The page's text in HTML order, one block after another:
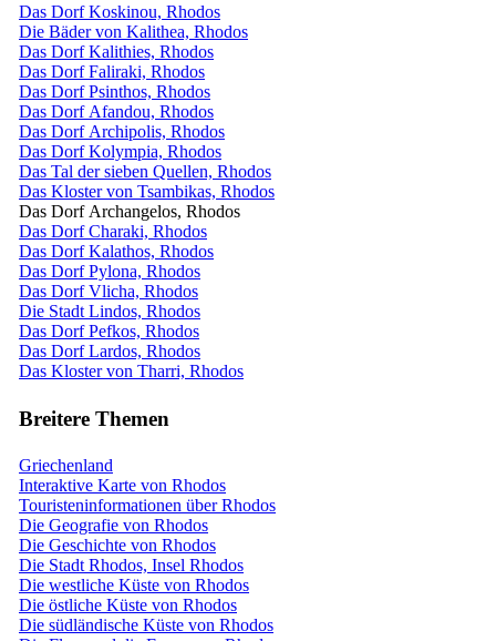
Das Dorf Koskinou, Rhodos
Die Bäder von Kalithea, Rhodos
Das Dorf Kalithies, Rhodos
Das Dorf Faliraki, Rhodos
Das Dorf Psinthos, Rhodos
Das Dorf Afandou, Rhodos
Das Dorf Archipolis, Rhodos
Das Dorf Kolympia, Rhodos
Das Tal der sieben Quellen, Rhodos
Das Kloster von Tsambikas, Rhodos
Das Dorf Archangelos, Rhodos
Das Dorf Charaki, Rhodos
Das Dorf Kalathos, Rhodos
Das Dorf Pylona, Rhodos
Das Dorf Vlicha, Rhodos
Die Stadt Lindos, Rhodos
Das Dorf Pefkos, Rhodos
Das Dorf Lardos, Rhodos
Das Kloster von Tharri, Rhodos
Breitere Themen
Griechenland
Interaktive Karte von Rhodos
Touristeninformationen über Rhodos
Die Geografie von Rhodos
Die Geschichte von Rhodos
Die Stadt Rhodos, Insel Rhodos
Die westliche Küste von Rhodos
Die östliche Küste von Rhodos
Die südländische Küste von Rhodos